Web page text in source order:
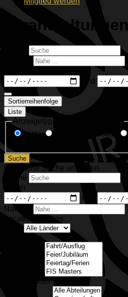
Veranstaltungen
und
Sortierreihenfolge
Liste
Anzeigetyp für Suchergebnisse
Liste
Gruppierte Listen
Suche
Erweiterte Suche anzeigen
Suche
Daten
und
Nahe ...
Location Options
Land
Kategorien
Schlagwörter